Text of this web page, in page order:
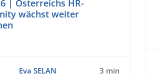
| Österreichs HR-
wächst weiter
Eva SELAN 3 min